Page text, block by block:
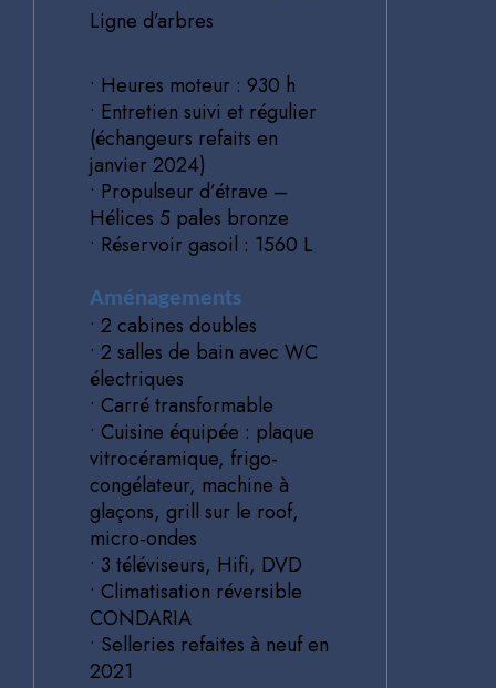
Ligne d’arbres
• Heures moteur : 930 h
• Entretien suivi et régulier
(échangeurs refaits en
janvier 2024)
• Propulseur d’étrave –
Hélices 5 pales bronze
• Réservoir gasoil : 1560 L
Aménagements
• 2 cabines doubles
• 2 salles de bain avec WC
électriques
• Carré transformable
• Cuisine équipée : plaque
vitrocéramique, frigo-
congélateur, machine à
glaçons, grill sur le roof,
micro-ondes
• 3 téléviseurs, Hifi, DVD
• Climatisation réversible
CONDARIA
• Selleries refaites à neuf en
2021